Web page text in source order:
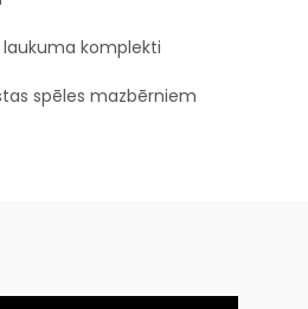
komplekti
spēles mazbērniem